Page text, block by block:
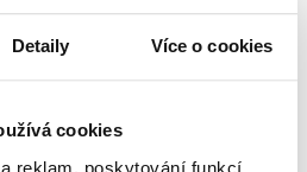
Detaily Více o cookies
cookies
reklam, poskytování funkcí
akcí
na hypoteční trh několik
ČSOB omezuje slevy a